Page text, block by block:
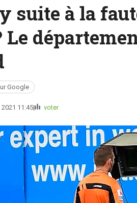
suite à la
Le
Google
2021 11:45 voter